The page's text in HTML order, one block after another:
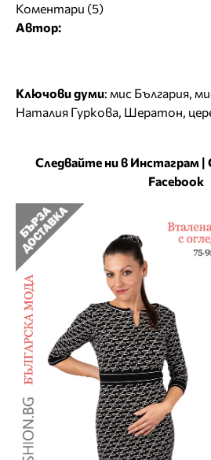
Коментари (5)
Автор:
Ключови думи: мис България,
Наталия Гуркова, Шератон,
Следвайте ни в Инстаграм |
Facebook